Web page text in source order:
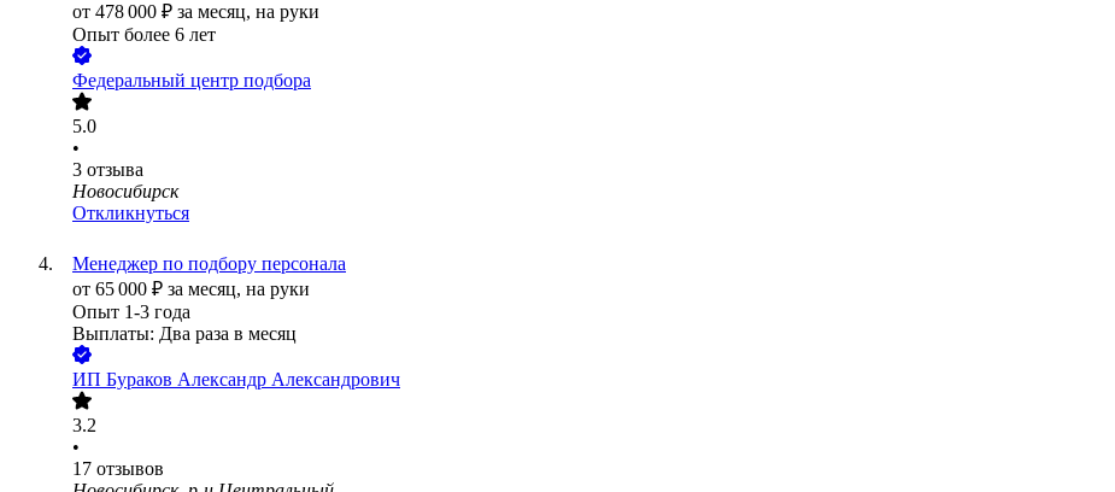
от 478 000 ₽ за месяц, на руки
Опыт более 6 лет
Федеральный центр подбора
5.0
•
3 отзыва
Новосибирск
Откликнуться
Менеджер по подбору персонала
от 65 000 ₽ за месяц, на руки
Опыт 1-3 года
Выплаты: Два раза в месяц
ИП Бураков Александр Александрович
3.2
•
17 отзывов